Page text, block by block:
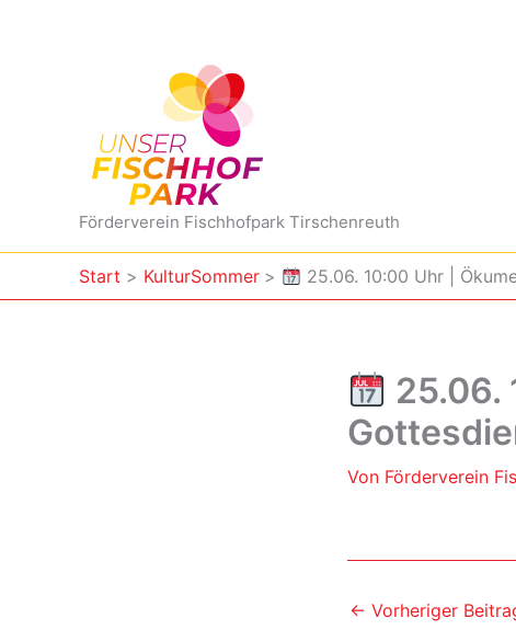
Förderverein Fischhofpark Tirschenreuth
Start KulturSommer 25.06. 10:00 Uhr |
25.06.
Von Förderverein
← Vorheriger